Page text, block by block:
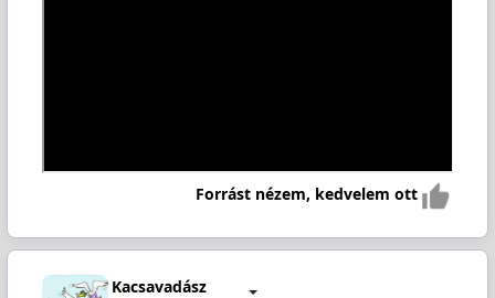
Forrást nézem, kedvelem ott
Kacsavadász